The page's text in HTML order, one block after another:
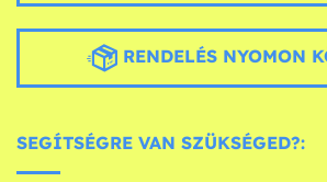
RENDELÉS NYOMON
SEGÍTSÉGRE VAN SZÜKSÉGED?: